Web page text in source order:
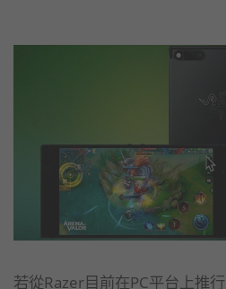
若從Razer目前在PC平台上推行